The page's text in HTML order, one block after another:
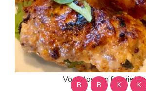
Voeg toe aan favorieten
B B K K